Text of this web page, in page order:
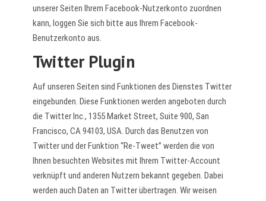
unserer Seiten Ihrem Facebook-Nutzerkonto zuordnen
kann, loggen Sie sich bitte aus Ihrem Facebook-
Benutzerkonto aus.
Twitter Plugin
Auf unseren Seiten sind Funktionen des Dienstes Twitter
eingebunden. Diese Funktionen werden angeboten durch
die Twitter Inc., 1355 Market Street, Suite 900, San
Francisco, CA 94103, USA. Durch das Benutzen von
Twitter und der Funktion “Re-Tweet” werden die von
Ihnen besuchten Websites mit Ihrem Twitter-Account
verknüpft und anderen Nutzern bekannt gegeben. Dabei
werden auch Daten an Twitter übertragen. Wir weisen